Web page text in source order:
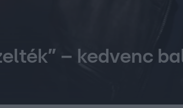
– kedvenc